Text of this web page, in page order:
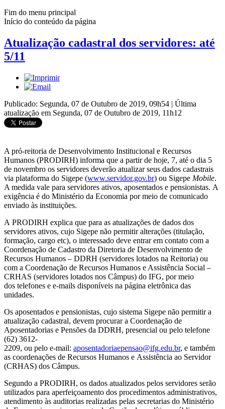
Fim do menu principal
Início do conteúdo da página
Atualização cadastral dos servidores: até
5/11
Publicado: Segunda, 07 de Outubro de 2019, 09h54 | Última
atualização em Segunda, 07 de Outubro de 2019, 11h12
A pró-reitoria de Desenvolvimento Institucional e Recursos
Humanos (PRODIRH) informa que a partir de hoje, 7, até o dia 5
de novembro os servidores deverão atualizar seus dados cadastrais
via plataforma do Sigepe (www.servidor.gov.br) ou Sigepe Mobile.
A medida vale para servidores ativos, aposentados e pensionistas. A
exigência é do Ministério da Economia por meio de comunicado
enviado às instituições.
A PRODIRH explica que para as atualizações de dados dos
servidores ativos, cujo Sigepe não permitir alterações (titulação,
formação, cargo etc), o interessado deve entrar em contato com a
Coordenação de Cadastro da Diretoria de Desenvolvimento de
Recursos Humanos – DDRH (servidores lotados na Reitoria) ou
com a Coordenação de Recursos Humanos e Assistência Social –
CRHAS (servidores lotados nos Câmpus) do IFG, por meio
dos telefones e e-mails disponíveis na página eletrônica das
unidades.
Os aposentados e pensionistas, cujo sistema Sigepe não permitir a
atualização cadastral, devem procurar a Coordenação de
Aposentadorias e Pensões da DDRH, presencial ou pelo telefone
(62) 3612-
2209, ou pelo e-mail: aposentadoriaepensao@ifg.edu.br, e também
as coordenações de Recursos Humanos e Assistência ao Servidor
(CRHAS) dos Câmpus.
Segundo a PRODIRH, os dados atualizados pelos servidores serão
utilizados para aperfeiçoamento dos procedimentos administrativos,
atendimento às auditorias realizadas pelas secretarias do Ministério